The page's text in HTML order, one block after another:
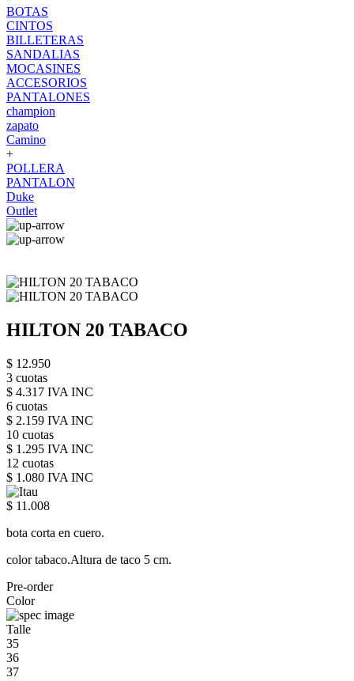
BOTAS
CINTOS
BILLETERAS
SANDALIAS
MOCASINES
ACCESORIOS
PANTALONES
champion
zapato
Camino
+
POLLERA
PANTALON
Duke
Outlet
HILTON 20 TABACO
$ 12.950
3 cuotas
$ 4.317 IVA INC
6 cuotas
$ 2.159 IVA INC
10 cuotas
$ 1.295 IVA INC
12 cuotas
$ 1.080 IVA INC
$ 11.008
bota corta en cuero.
color tabaco.Altura de taco 5 cm.
Pre-order
Color
Talle
35
36
37